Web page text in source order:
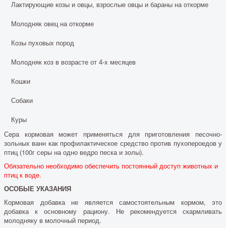
Лактирующие козы и овцы, взрослые овцы и бараны на откорме
Молодняк овец на откорме
Козы пуховых пород
Молодняк коз в возрасте от 4-х месяцев
Кошки
Собаки
Куры
Сера кормовая может применяться для приготовления песочно-
зольных ванн как профилактическое средство против пухопероедов у
птиц (100г серы на одно ведро песка и золы).
Обязательно необходимо обеспечить постоянный доступ животных и
птиц к воде.
ОСОБЫЕ УКАЗАНИЯ
Кормовая добавка не является самостоятельным кормом, это
добавка к основному рациону. Не рекомендуется скармливать
молодняку в молочный период.